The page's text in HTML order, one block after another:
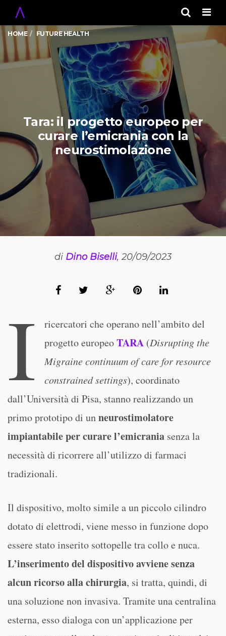
HOME FUTURE HEALTH
Tara: il progetto europeo per
curare l’emicrania con la
neurostimolazione
di Dino Biselli, 20/09/2023
I
ricercatori che operano nell’ambito del
progetto europeoTARA(Disrupting the
Migraine continuum of care for resource
constrained settings), coordinato
dall’Università di Pisa, stanno realizzando un
primo prototipo di unneurostimolatore
impiantabileper curare l’emicrania senza la
necessità di ricorrere all’utilizzo di farmaci
tradizionali.
Il dispositivo, molto simile a un piccolo cilindro
dotato di elettrodi, viene messo in funzione dopo
essere stato inserito sottopelle tra collo e nuca.
L’inserimento del dispositivo avviene senza
alcun ricorso alla chirurgia, si tratta, quindi, di
una soluzione non invasiva. Tramite una centralina
esterna, esso dialoga con un’applicazione per